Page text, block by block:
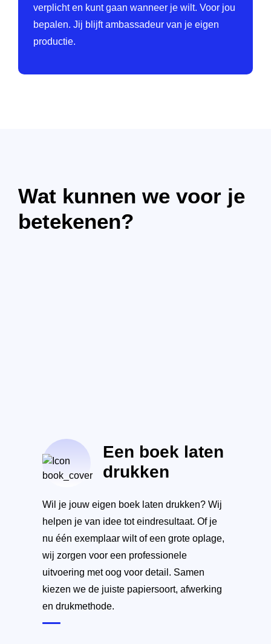
verplicht en kunt gaan wanneer je wilt. Voor jou
bepalen. Jij blijft ambassadeur van je eigen
productie.
Wat kunnen we voor je
betekenen?
Een boek laten
drukken
Wil je jouw eigen boek laten drukken? Wij
helpen je van idee tot eindresultaat. Of je
nu één exemplaar wilt of een grote oplage,
wij zorgen voor een professionele
uitvoering met oog voor detail. Samen
kiezen we de juiste papiersoort, afwerking
en drukmethode.